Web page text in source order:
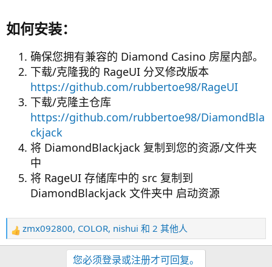
如何安装：​
确保您拥有兼容的 Diamond Casino 房屋内部。
下载/克隆我的 RageUI 分叉修改版本
https://github.com/rubbertoe98/RageUI
下载/克隆主仓库
https://github.com/rubbertoe98/DiamondBla
ckjack
将 DiamondBlackjack 复制到您的资源/文件夹
中
将 RageUI 存储库中的 src 复制到
DiamondBlackjack 文件夹中 启动资源
反
馈
zmx092800, COLOR, nishui 和 2 其他人
您必须登录或注册才可回复。